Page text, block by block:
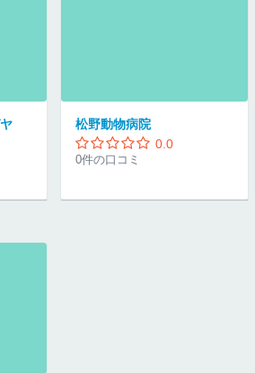
松野動物病院
0.0
0件の口コミ